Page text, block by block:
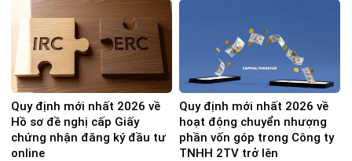
Quy định mới nhất 2026 về
Hồ sơ đề nghị cấp Giấy
chứng nhận đăng ký đầu tư
online
Quy định mới nhất 2026 về
hoạt động chuyển nhượng
phần vốn góp trong Công ty
TNHH 2TV trở lên